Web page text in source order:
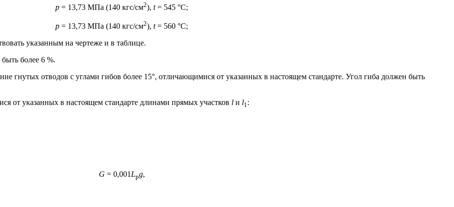
p = 13,73 МПа (140 кгс/см2), t= 545 °С;
p = 13,73 МПа (140 кгс/см2), t= 560 °С;
указанным на чертеже и в таблице.
более 6 %.
гнутых отводов с углами гибов более 15°, отличающимися от указанных в настоящем стандарте. Угол гиба должен быть
от указанных в настоящем стандарте длинами прямых участков l и l1:
G = 0,001 Lpg,